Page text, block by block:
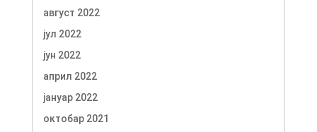
август 2022
јул 2022
јун 2022
април 2022
јануар 2022
октобар 2021